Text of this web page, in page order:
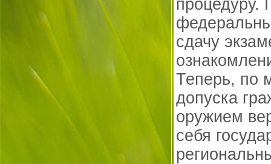
процедуру.
сдачу
Теперь, по
допуска
оружием
себя